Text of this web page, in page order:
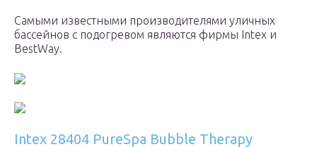
Самыми известными производителями уличных
бассейнов с подогревом являются фирмы Intex и
BestWay.
Intex 28404 PureSpa Bubble Therapy